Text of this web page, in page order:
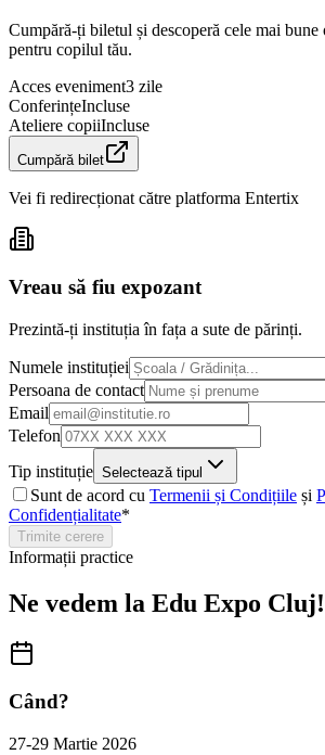
Cumpără-ți biletul și descoperă cele mai
pentru copilul tău.
Acces eveniment3 zile
ConferințeIncluse
Ateliere copiiIncluse
Cumpără bilet
Vei fi redirecționat către platforma Entertix
Vreau să fiu expozant
Prezintă-ți instituția în fața a sute de părinți.
Numele instituției
Persoana de contact
Email
Telefon
Tip instituție Selectează tipul
Sunt de acord cu Termenii și Condițiile și
Confidențialitate*
Trimite cerere
Informații practice
Ne vedem la Edu Expo Cluj!
Când?
27-29 Martie 2026